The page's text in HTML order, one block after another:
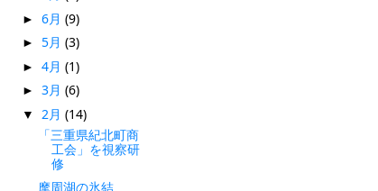
► 6月 (9)
► 5月 (3)
► 4月 (1)
► 3月 (6)
▼ 2月 (14)
「三重県紀北町商
工会」を視察研
修
摩周湖の氷結